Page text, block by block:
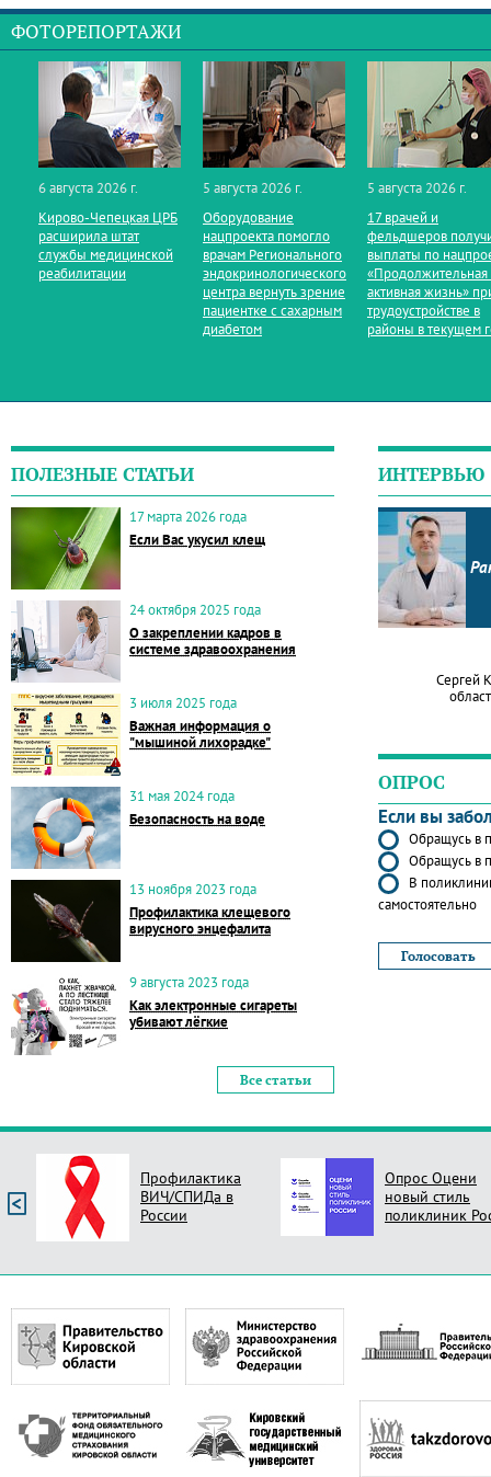
ФОТОРЕПОРТАЖИ
6 августа 2026 г.
Кирово‑Чепецкая ЦРБ
расширила штат
службы медицинской
реабилитации
5 августа 2026 г.
Оборудование
нацпроекта помогло
врачам Регионального
эндокринологического
центра вернуть зрение
пациентке с сахарным
диабетом
5 августа 2026 г.
17 врачей и
фельдшеров
выплаты по
«Продолжительная
активная жизнь»
трудоустройстве в
районы в текущем
ПОЛЕЗНЫЕ СТАТЬИ
17 марта 2026 года
Если Вас укусил клещ
24 октября 2025 года
О закреплении кадров в
системе здравоохранения
3 июля 2025 года
Важная информация о
"мышиной лихорадке"
31 мая 2024 года
Безопасность на воде
13 ноября 2023 года
Профилактика клещевого
вирусного энцефалита
9 августа 2023 года
Как электронные сигареты
убивают лёгкие
Все статьи
ИНТЕРВЬЮ
Сергей
ОПРОС
Если вы
Обращусь в
Обращусь в
В
самостоятельно
Профилактика
ВИЧ/СПИДа в
России
Опрос Оцени
новый стиль
поликлиник